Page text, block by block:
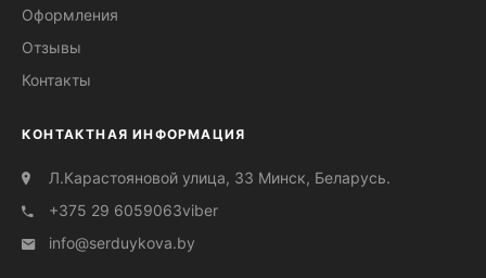
Оформления
Отзывы
Контакты
КОНТАКТНАЯ ИНФОРМАЦИЯ
Л.Карастояновой улица, 33 Минск, Беларусь.
+375 29 6059063viber
info@serduуkova.by